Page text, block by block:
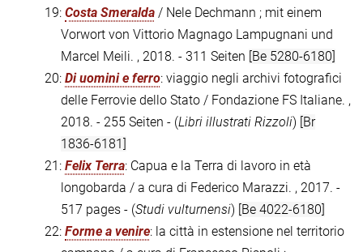
19: Costa Smeralda / Nele Dechmann ; mit einem
Vorwort von Vittorio Magnago Lampugnani und
Marcel Meili. , 2018. - 311 Seiten [Be 5280-6180]
20: Di uomini e ferro: viaggio negli archivi fotografici
delle Ferrovie dello Stato / Fondazione FS Italiane. ,
2018. - 255 Seiten - (Libri illustrati Rizzoli) [Br
1836-6181]
21: Felix Terra: Capua e la Terra di lavoro in età
longobarda / a cura di Federico Marazzi. , 2017. -
517 pages - (Studi vulturnensi) [Be 4022-6180]
22: Forme a venire: la città in estensione nel territorio